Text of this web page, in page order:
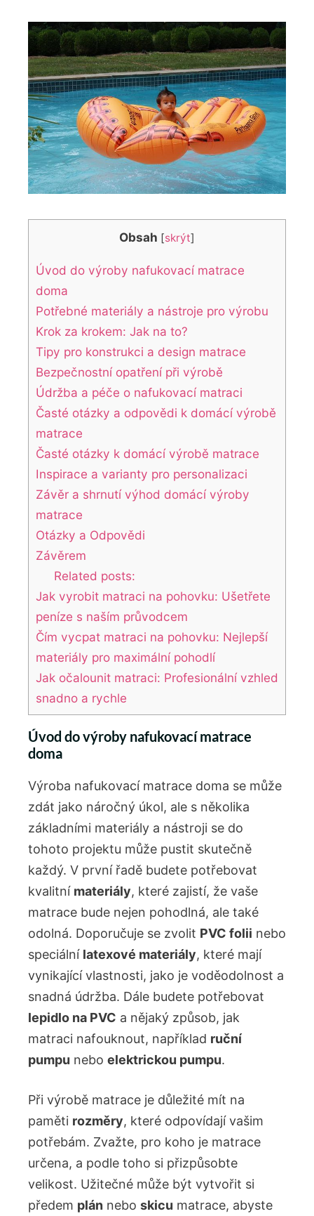
Obsah [skrýt]
Úvod do výroby nafukovací matrace
doma
Potřebné materiály a nástroje pro výrobu
Krok za krokem: Jak na to?
Tipy pro konstrukci a design matrace
Bezpečnostní opatření při výrobě
Údržba a péče o nafukovací matraci
Časté otázky a odpovědi k domácí výrobě
matrace
Časté otázky k domácí výrobě matrace
Inspirace a varianty pro personalizaci
Závěr a shrnutí výhod domácí výroby
matrace
Otázky a Odpovědi
Závěrem
Related posts:
Jak vyrobit matraci na pohovku: Ušetřete
peníze s naším průvodcem
Čím vycpat matraci na pohovku: Nejlepší
materiály pro maximální pohodlí
Jak očalounit matraci: Profesionální vzhled
snadno a rychle
Úvod do výroby nafukovací matrace
doma
Výroba nafukovací matrace doma se může
zdát jako náročný úkol, ale s několika
základními materiály a nástroji se do
tohoto projektu může pustit skutečně
každý. V první řadě budete potřebovat
kvalitní materiály, které zajistí, že vaše
matrace bude nejen pohodlná, ale také
odolná. Doporučuje se zvolit PVC folii nebo
speciální latexové materiály, které mají
vynikající vlastnosti, jako je voděodolnost a
snadná údržba. Dále budete potřebovat
lepidlo na PVC a nějaký způsob, jak
matraci nafouknout, například ruční
pumpu nebo elektrickou pumpu.
Při výrobě matrace je důležité mít na
paměti rozměry, které odpovídají vašim
potřebám. Zvažte, pro koho je matrace
určena, a podle toho si přizpůsobte
velikost. Užitečné může být vytvořit si
předem plán nebo skicu matrace, abyste